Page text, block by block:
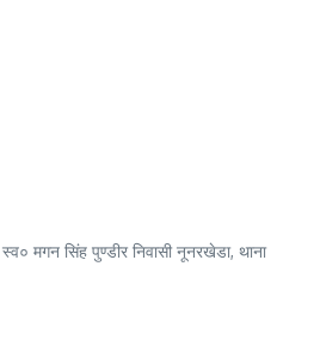
मगन सिंह पुण्डीर निवासी नूनरखेडा, थाना